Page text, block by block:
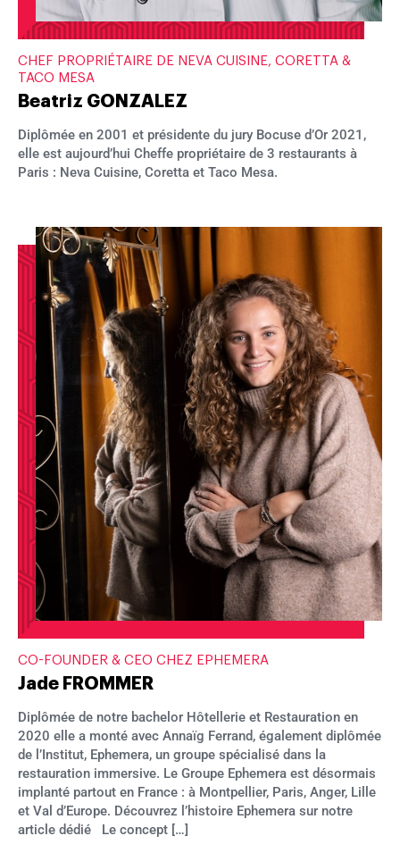
CHEF PROPRIÉTAIRE DE NEVA CUISINE, CORETTA &
TACO MESA
Beatriz GONZALEZ
Diplômée en 2001 et présidente du jury Bocuse d’Or 2021,
elle est aujourd’hui Cheffe propriétaire de 3 restaurants à
Paris : Neva Cuisine, Coretta et Taco Mesa.
CO-FOUNDER & CEO CHEZ EPHEMERA
Jade FROMMER
Diplômée de notre bachelor Hôtellerie et Restauration en
2020 elle a monté avec Annaïg Ferrand, également diplômée
de l’Institut, Ephemera, un groupe spécialisé dans la
restauration immersive. Le Groupe Ephemera est désormais
implanté partout en France : à Montpellier, Paris, Anger, Lille
et Val d’Europe. Découvrez l’histoire Ephemera sur notre
article dédié Le concept […]